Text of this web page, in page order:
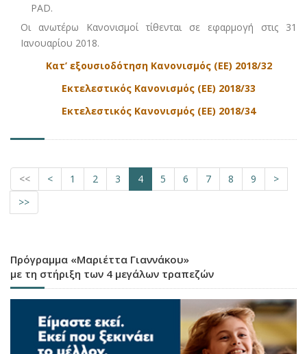
PAD.
Οι ανωτέρω Κανονισμοί τίθενται σε εφαρμογή στις 31
Ιανουαρίου 2018.
Κατ’ εξουσιοδότηση Κανονισμός (ΕΕ) 2018/32
Εκτελεστικός Κανονισμός (ΕΕ) 2018/33
Εκτελεστικός Κανονισμός (ΕΕ) 2018/34
<< < 1 2 3 4 5 6 7 8 9
>
>>
Πρόγραμμα «Μαριέττα Γιαννάκου»
με τη στήριξη των 4 μεγάλων τραπεζών